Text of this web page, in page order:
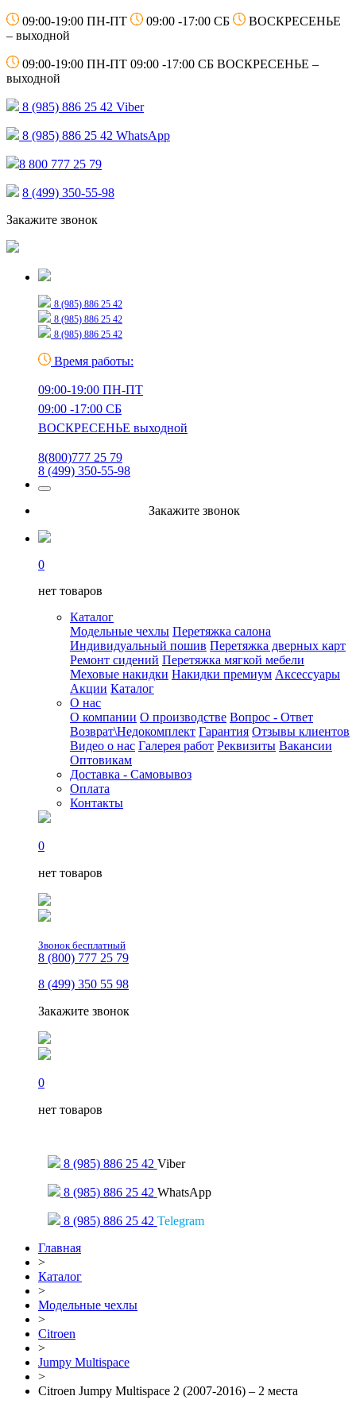
09:00-19:00 ПН-ПТ 09:00 -17:00 СБ
ВОСКРЕСЕНЬЕ
– выходной
09:00-19:00 ПН-ПТ 09:00 -17:00 СБ ВОСКРЕСЕНЬЕ –
выходной
8 (985) 886 25 42 Viber
8 (985) 886 25 42 WhatsApp
8 800 777 25 79
8 (499) 350-55-98
Закажите звонок
8 (985) 886 25 42
8 (985) 886 25 42
8 (985) 886 25 42
Время работы:
09:00-19:00 ПН-ПТ
09:00 -17:00 СБ
ВОСКРЕСЕНЬЕ выходной
8(800)777 25 79
8 (499) 350-55-98
Закажите звонок
0
нет товаров
Каталог
Модельные чехлы Перетяжка салона
Индивидуальный пошив Перетяжка дверных карт
Ремонт сидений Перетяжка мягкой мебели
Меховые накидки Накидки премиум Аксессуары
Акции Каталог
О нас
О компании О производстве Вопрос - Ответ
Возврат\Недокомплект Гарантия Отзывы клиентов
Видео о нас Галерея работ Реквизиты Вакансии
Оптовикам
Доставка - Самовывоз
Оплата
Контакты
0
нет товаров
Звонок бесплатный
8 (800) 777 25 79
8 (499) 350 55 98
Закажите звонок
0
нет товаров
8 (985) 886 25 42 Viber
8 (985) 886 25 42 WhatsApp
8 (985) 886 25 42 Telegram
Главная
>
Каталог
>
Модельные чехлы
>
Citroen
>
Jumpy Multispace
>
Citroen Jumpy Multispace 2 (2007-2016) – 2 места